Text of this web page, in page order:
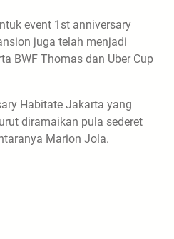
event 1st anniversary
juga telah menjadi
BWF Thomas dan Uber Cup
Habitate Jakarta yang
diramaikan pula sederet
Marion Jola.